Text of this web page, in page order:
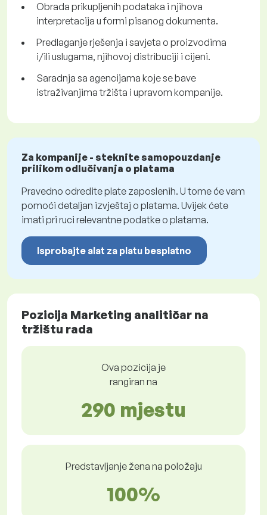
Obrada prikupljenih podataka i njihova
interpretacija u formi pisanog dokumenta.
Predlaganje rješenja i savjeta o proizvodima
i/ili uslugama, njihovoj distribuciji i cijeni.
Saradnja sa agencijama koje se bave
istraživanjima tržišta i upravom kompanije.
Za kompanije - steknite samopouzdanje
prilikom odlučivanja o platama
Pravedno odredite plate zaposlenih. U tome će vam
pomoći detaljan izvještaj o platama. Uvijek ćete
imati pri ruci relevantne podatke o platama.
Isprobajte alat za platu besplatno
Pozicija Marketing analitičar na
tržištu rada
Ova pozicija je
rangiran na
290 mjestu
Predstavljanje žena na položaju
100%